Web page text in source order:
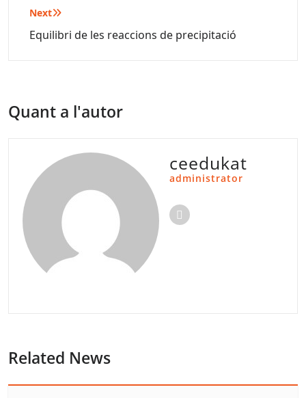
Next
Equilibri de les reaccions de precipitació
Quant a l'autor
ceedukat
administrator
Related News